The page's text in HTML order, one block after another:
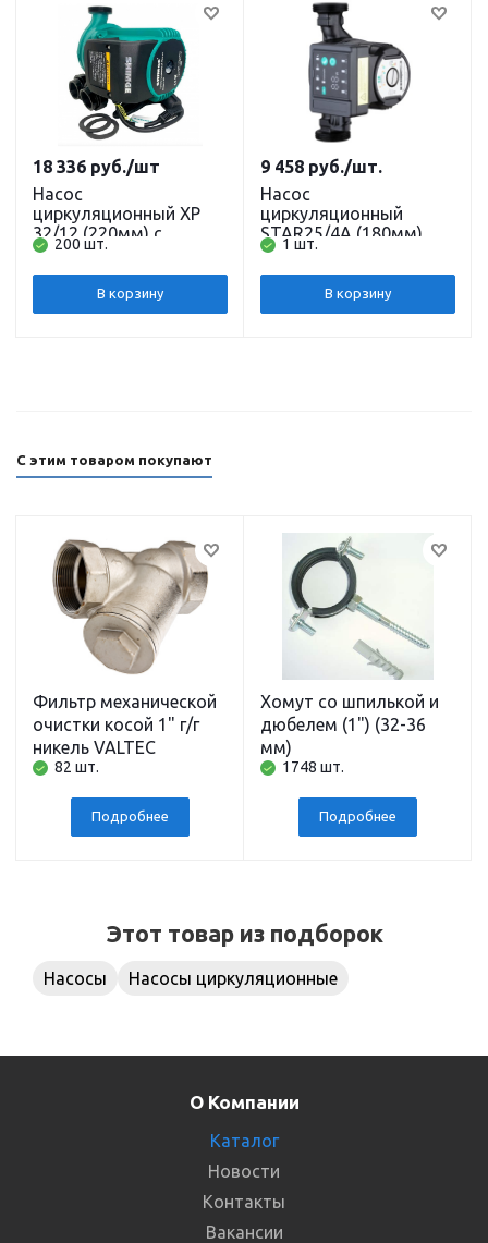
Насос
циркуляционный XP
32/12 (220мм) с
гайками SHIMGE
200 шт.
18 336 руб./шт
В корзину
Насос
циркуляционный
STAR25/4A (180мм)
частотный с гайками и
кабелем PUMPMAN
1 шт.
9 458 руб./шт.
В корзину
С этим товаром покупают
Фильтр механической
очистки косой 1" г/г
никель VALTEC
82 шт.
Подробнее
Хомут со шпилькой и
дюбелем (1") (32-36
мм)
1748 шт.
Подробнее
Этот товар из подборок
Насосы Насосы циркуляционные
О Компании
Каталог
Новости
Контакты
Вакансии